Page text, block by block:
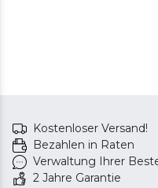
Kostenloser Versand!
Bezahlen in Raten
Verwaltung Ihrer
2 Jahre Garantie